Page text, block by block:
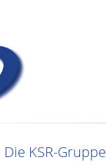
Die KSR-Gruppe